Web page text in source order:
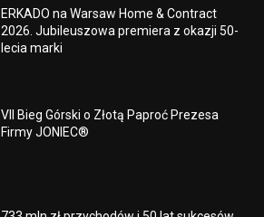
ERKADO na Warsaw Home & Contract
2026. Jubileuszowa premiera z okazji 50-
lecia marki
VII Bieg Górski o Złotą Paproć Prezesa
Firmy JONIEC®